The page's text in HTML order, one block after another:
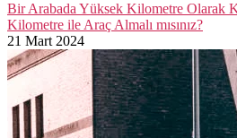
Bir Arabada Yüksek Kilometre Olarak
Kilometre ile Araç Almalı mısınız?
21 Mart 2024